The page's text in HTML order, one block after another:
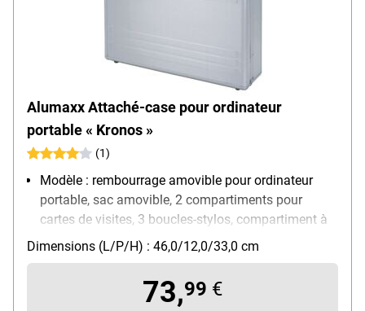
Alumaxx Attaché-case pour ordinateur
portable « Kronos »
(1)
Modèle : rembourrage amovible pour ordinateur
portable, sac amovible, 2 compartiments pour
cartes de visites, 3 boucles-stylos, compartiment à
fermeture éclair, 2 compartiments A4, 2 serrures à
combinaison
Matière : aluminium
Dimensions intérieures : 45/10/32 cm
Dimensions (L/P/H) : 46,0/12,0/33,0 cm
73,99 €